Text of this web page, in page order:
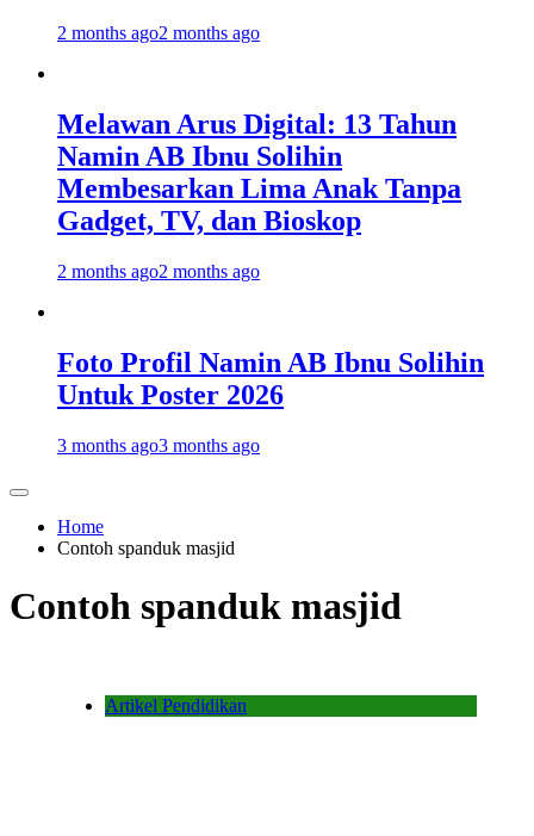
2 months ago2 months ago
Melawan Arus Digital: 13 Tahun
Namin AB Ibnu Solihin
Membesarkan Lima Anak Tanpa
Gadget, TV, dan Bioskop
2 months ago2 months ago
Foto Profil Namin AB Ibnu Solihin
Untuk Poster 2026
3 months ago3 months ago
Home
Contoh spanduk masjid
Contoh spanduk masjid
Artikel Pendidikan